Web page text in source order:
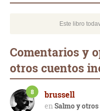
Este libro
Comentarios y
otros cuentos
brussell
Salmo y
8